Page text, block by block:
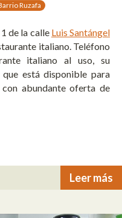
Ruzafa
de la calle Luis Santángel
italiano. Teléfono
italiano al uso, su
está disponible para
abundante oferta de
Leer más